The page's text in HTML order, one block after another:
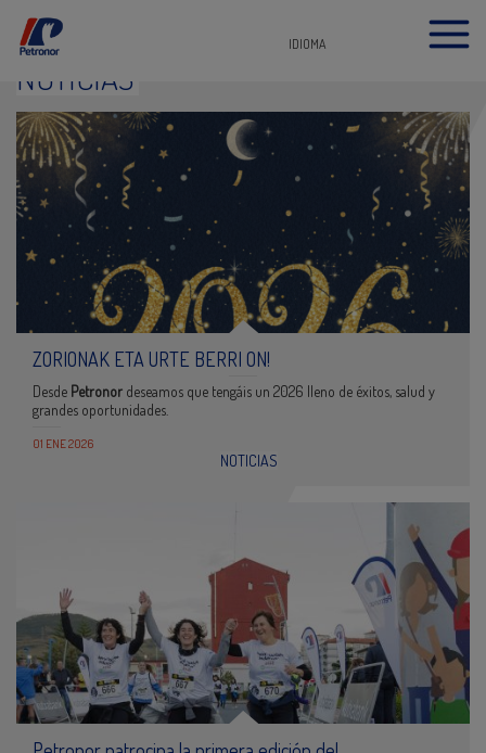
IDIOMA
NOTICIAS
ZORIONAK ETA URTE BERRI ON!
Desde Petronor deseamos que tengáis un 2026 lleno de éxitos, salud y
grandes oportunidades.
01 ENE 2026
NOTICIAS